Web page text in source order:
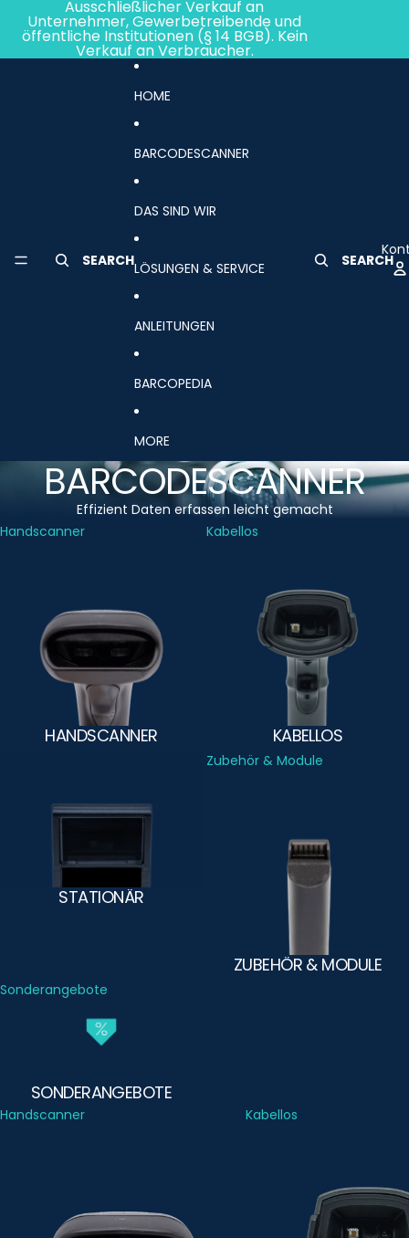
Ausschließlicher Verkauf an
Unternehmer, Gewerbetreibende und
öffentliche Institutionen (§ 14 BGB). Kein
Verkauf an Verbraucher.
SEARCH
HOME
BARCODESCANNER
DAS SIND WIR
LÖSUNGEN & SERVICE
ANLEITUNGEN
BARCOPEDIA
MORE
SEARCH
BARCODESCANNER
Effizient Daten erfassen leicht gemacht
Handscanner
HANDSCANNER
Kabellos
KABELLOS
STATIONÄR
Zubehör & Module
ZUBEHÖR & MODULE
Sonderangebote
SONDERANGEBOTE
Handscanner Kabellos